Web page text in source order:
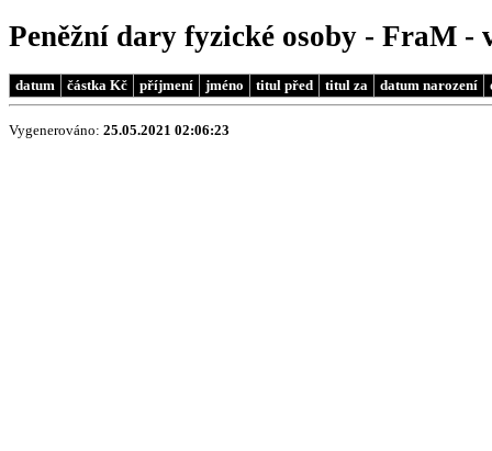
Peněžní dary fyzické osoby - FraM -
datum částka Kč příjmení jméno titul před titul za datum narození
Vygenerováno: 25.05.2021 02:06:23